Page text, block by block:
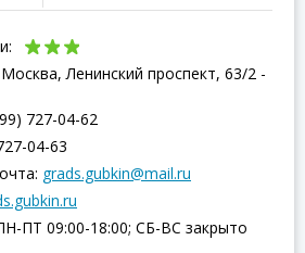
Ленинский проспект, 63/2 -
727-04-62
04-63
grads.gubkin@mail.ru
ПТ 09:00-18:00; СБ-ВC закрыто